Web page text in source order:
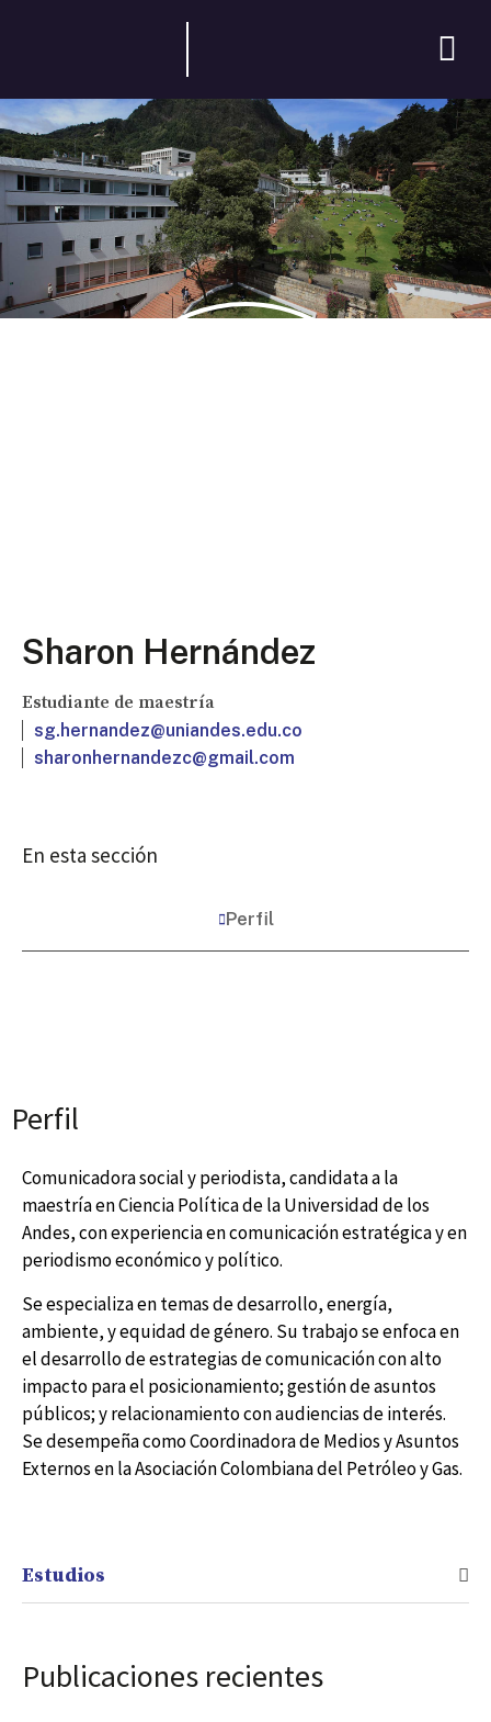
Sharon Hernández
Estudiante de maestría
sg.hernandez@uniandes.edu.co
sharonhernandezc@gmail.com
En esta sección
Perfil
Perfil
Comunicadora social y periodista, candidata a la
maestría en Ciencia Política de la Universidad de los
Andes, con experiencia en comunicación estratégica y en
periodismo económico y político.
Se especializa en temas de desarrollo, energía,
ambiente, y equidad de género. Su trabajo se enfoca en
el desarrollo de estrategias de comunicación con alto
impacto para el posicionamiento; gestión de asuntos
públicos; y relacionamiento con audiencias de interés.
Se desempeña como Coordinadora de Medios y Asuntos
Externos en la Asociación Colombiana del Petróleo y Gas.
Estudios
Publicaciones recientes